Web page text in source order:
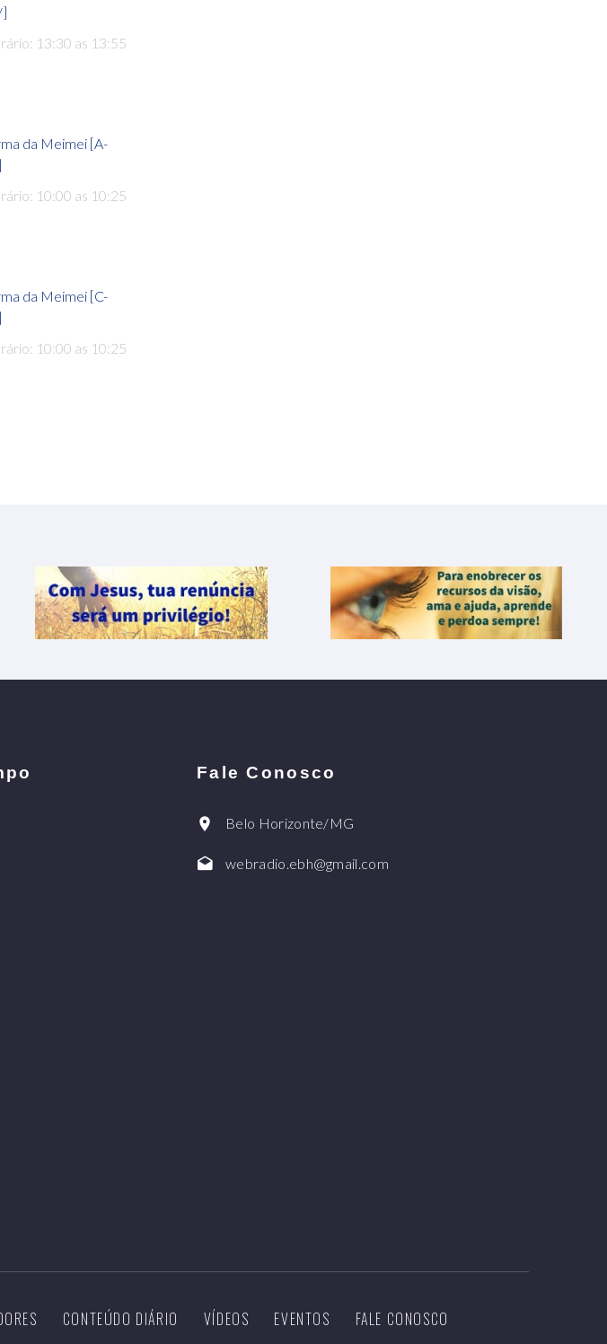
13:30 as 13:55
da Meimei [A-
10:00 as 10:25
da Meimei [C-
10:00 as 10:25
Fale Conosco
Belo Horizonte/MG
webradio.ebh@gmail.com
CONTEÚDO DIÁRIO VÍDEOS EVENTOS FALE CONOSCO